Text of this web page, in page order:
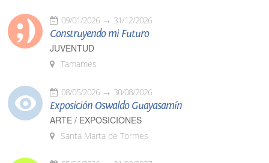
09/01/2026 31/12/2026
Construyendo mi Futuro
JUVENTUD
Tamames
08/05/2026 30/08/2026
Exposición Oswaldo Guayasamín
ARTE / EXPOSICIONES
Santa Marta de Tormes